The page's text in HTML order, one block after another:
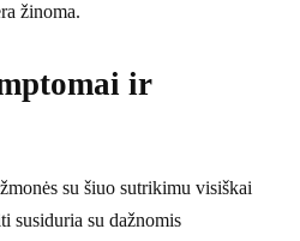
žinoma.
ir
su šiuo sutrikimu visiškai
susiduria su dažnomis